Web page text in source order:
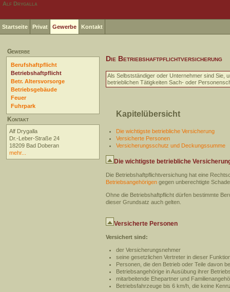
Alf Drygalla
Startseite Privat Gewerbe Kontakt
Gewerbe
Berufshaftpflicht
Betriebshaftpflicht
Betr. Altersvorsorge
Betriebsgebäude
Feuer
Fuhrpark
Kontakt
Alf Drygalla
Dr.-Leber-Straße 24
18209 Bad Doberan
mehr...
Die Betriebshaftpflichtversicherung
Als Selbstständiger oder Unternehmer sind Sie,
betrieblichen Tätigkeiten Sach- oder
Kapitelübersicht
Die wichtigste betriebliche Versicherung
Versicherte Personen
Versicherungsschutz und Deckungssumme
Die wichtigste betriebliche
Die Betriebshaftpflichtversichung hat eine
Betriebsangehörigen gegen unberechtigte
Ohne die Betriebshaftpflicht dürfen bestimmte
dieser Grundsatz auch gelten.
Versicherte Personen
Versichert sind:
der Versicherungsnehmer
seine gesetzlichen Vertreter in dieser
Personen, die den Betrieb oder Teile davon
Betriebsangehörige in Ausübung ihrer
mitarbeitende Ehepartner und
Betriebsfahrzeuge bis 6 km/h, die keine